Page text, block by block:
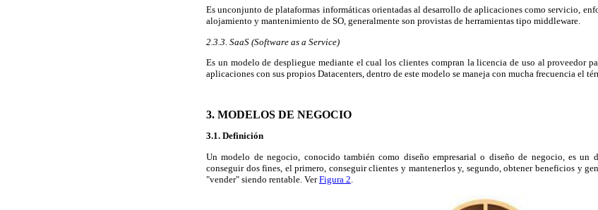
Es unconjunto de plataformas informáticas orientadas al desarrollo de aplicaciones como servicio,
alojamiento y mantenimiento de SO, generalmente son provistas de herramientas tipo middleware.
2.3.3. SaaS (Software as a Service)
Es un modelo de despliegue mediante el cual los clientes compran la licencia de uso al proveedor
aplicaciones con sus propios Datacenters, dentro de este modelo se maneja con mucha frecuencia el
3. MODELOS DE NEGOCIO
3.1. Definición
Un modelo de negocio, conocido también como diseño empresarial o diseño de negocio, es un
conseguir dos fines, el primero, conseguir clientes y mantenerlos y, segundo, obtener beneficios y
"vender" siendo rentable. VerFigura 2